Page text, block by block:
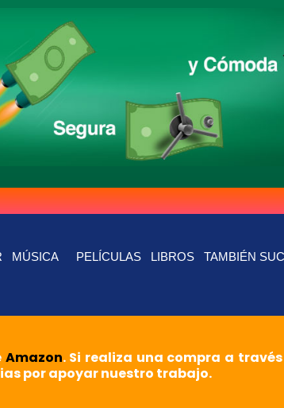
MÚSICA PELÍCULAS LIBROS TAMBIÉN
Amazon. Si realiza una compra a
por apoyar nuestro trabajo.